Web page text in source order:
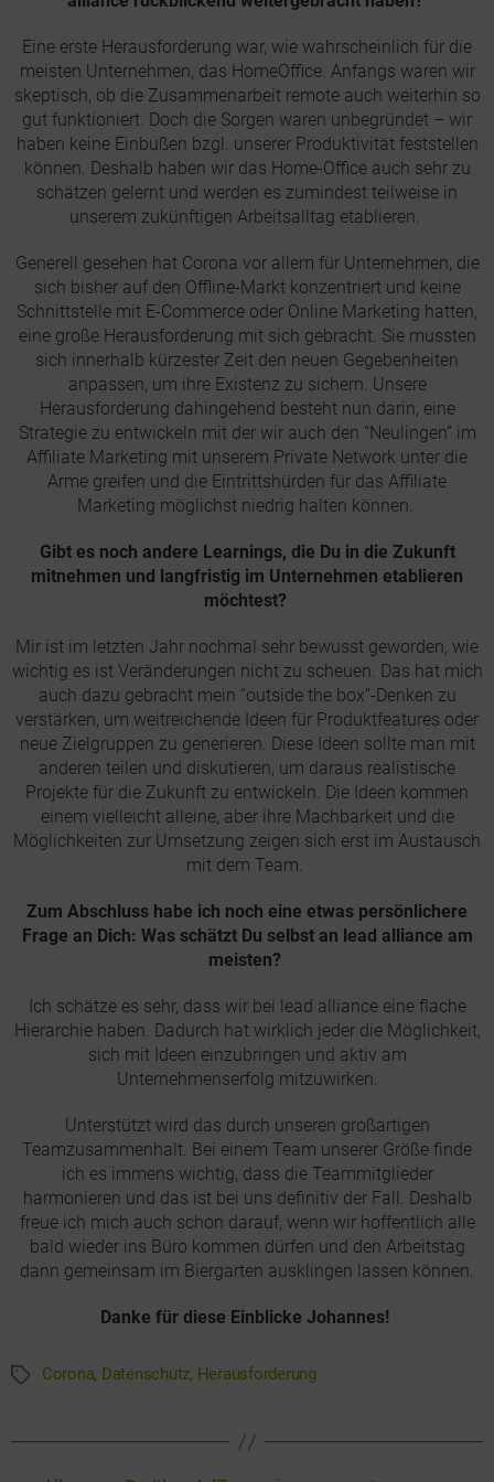
Eine erste Herausforderung war, wie wahrscheinlich für die
meisten Unternehmen, das HomeOffice. Anfangs waren wir
skeptisch, ob die Zusammenarbeit remote auch weiterhin so
gut funktioniert. Doch die Sorgen waren unbegründet – wir
haben keine Einbußen bzgl. unserer Produktivität feststellen
können. Deshalb haben wir das Home-Office auch sehr zu
schätzen gelernt und werden es zumindest teilweise in
unserem zukünftigen Arbeitsalltag etablieren.
Generell gesehen hat Corona vor allem für Unternehmen, die
sich bisher auf den Offline-Markt konzentriert und keine
Schnittstelle mit E-Commerce oder Online Marketing hatten,
eine große Herausforderung mit sich gebracht. Sie mussten
sich innerhalb kürzester Zeit den neuen Gegebenheiten
anpassen, um ihre Existenz zu sichern. Unsere
Herausforderung dahingehend besteht nun darin, eine
Strategie zu entwickeln mit der wir auch den “Neulingen” im
Affiliate Marketing mit unserem Private Network unter die
Arme greifen und die Eintrittshürden für das Affiliate
Marketing möglichst niedrig halten können.
Gibt es noch andere Learnings, die Du in die Zukunft
mitnehmen und langfristig im Unternehmen etablieren
möchtest?
Mir ist im letzten Jahr nochmal sehr bewusst geworden, wie
wichtig es ist Veränderungen nicht zu scheuen. Das hat mich
auch dazu gebracht mein “outside the box”-Denken zu
verstärken, um weitreichende Ideen für Produktfeatures oder
neue Zielgruppen zu generieren. Diese Ideen sollte man mit
anderen teilen und diskutieren, um daraus realistische
Projekte für die Zukunft zu entwickeln. Die Ideen kommen
einem vielleicht alleine, aber ihre Machbarkeit und die
Möglichkeiten zur Umsetzung zeigen sich erst im Austausch
mit dem Team.
Zum Abschluss habe ich noch eine etwas persönlichere
Frage an Dich: Was schätzt Du selbst an lead alliance am
meisten?
Ich schätze es sehr, dass wir bei lead alliance eine flache
Hierarchie haben. Dadurch hat wirklich jeder die Möglichkeit,
sich mit Ideen einzubringen und aktiv am
Unternehmenserfolg mitzuwirken.
Unterstützt wird das durch unseren großartigen
Teamzusammenhalt. Bei einem Team unserer Größe finde
ich es immens wichtig, dass die Teammitglieder
harmonieren und das ist bei uns definitiv der Fall. Deshalb
freue ich mich auch schon darauf, wenn wir hoffentlich alle
bald wieder ins Büro kommen dürfen und den Arbeitstag
dann gemeinsam im Biergarten ausklingen lassen können.
Danke für diese Einblicke Johannes!
Schlagwörter
Corona, Datenschutz, Herausforderung